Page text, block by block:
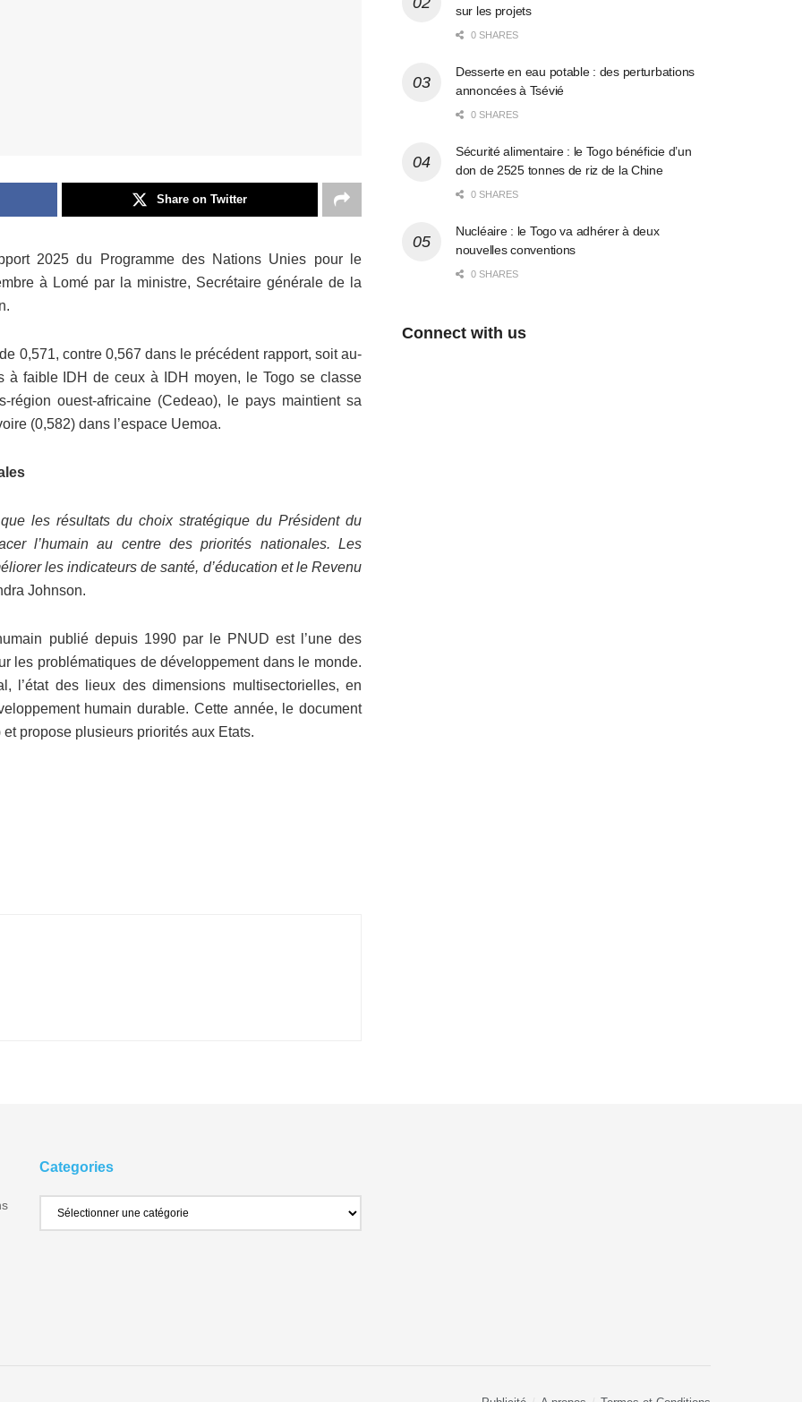
Share on Twitter
2025 du Programme des Nations Unies pour le
à Lomé par la ministre, Secrétaire générale de la
0,571, contre 0,567 dans le précédent rapport, soit au-
faible IDH de ceux à IDH moyen, le Togo se classe
ouest-africaine (Cedeao), le pays maintient sa
(0,582) dans l’espace Uemoa.
les résultats du choix stratégique du Président du
l’humain au centre des priorités nationales. Les
les indicateurs de santé, d’éducation et le Revenu
Johnson.
publié depuis 1990 par le PNUD est l’une des
les problématiques de développement dans le monde.
l’état des lieux des dimensions multisectorielles, en
humain durable. Cette année, le document
propose plusieurs priorités aux Etats.
sur les projets
0 SHARES
Desserte en eau potable : des perturbations
annoncées à Tsévié
0 SHARES
Sécurité alimentaire : le Togo bénéficie d’un
don de 2525 tonnes de riz de la Chine
0 SHARES
Nucléaire : le Togo va adhérer à deux
nouvelles conventions
0 SHARES
Connect with us
Categories